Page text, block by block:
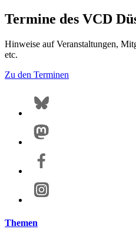
Termine des VCD
Hinweise auf Veranstaltungen,
etc.
Zu den Terminen
Themen